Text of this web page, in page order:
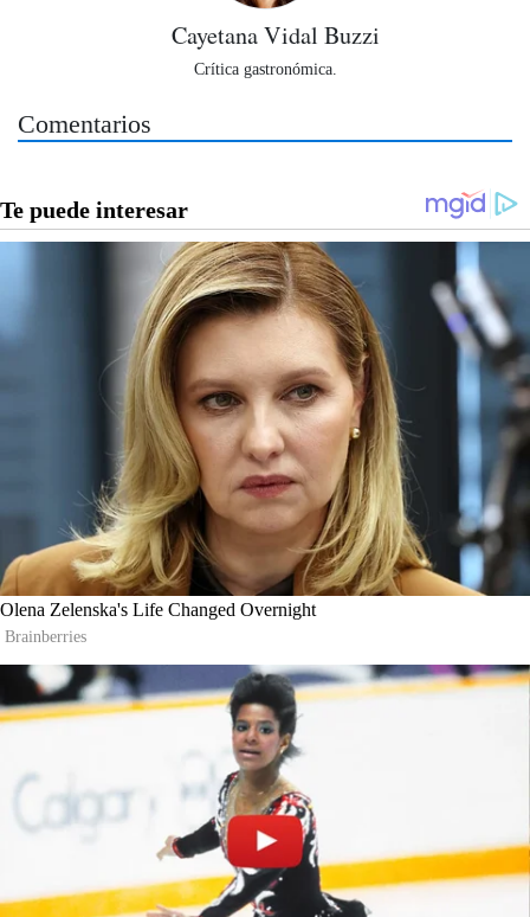
Cayetana Vidal Buzzi
Crítica gastronómica.
Comentarios